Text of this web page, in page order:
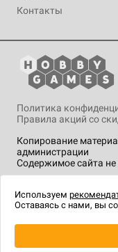
Контакты
Копирование
администрации
Содержимое сайта не
Политика
Правила акций со
технологии .
Используем
Оставаясь с нами, вы